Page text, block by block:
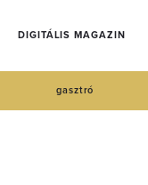
DIGITÁLIS MAGAZIN
gasztró